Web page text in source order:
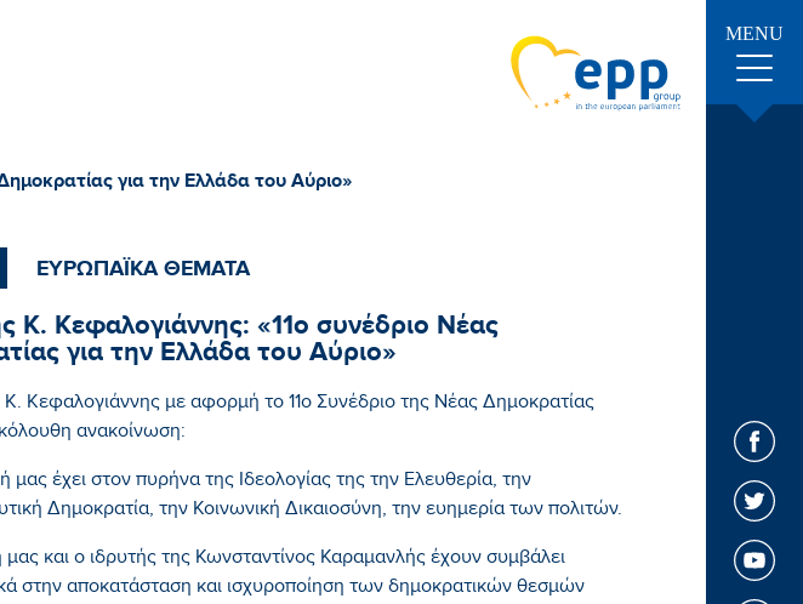
MENU
για την Ελλάδα του Αύριο»
ΕΥΡΩΠΑΪΚΑ ΘΕΜΑΤΑ
Κ. Κεφαλογιάννης: «11ο συνέδριο Νέας
για την Ελλάδα του Αύριο»
Κεφαλογιάννης με αφορμή το 11ο Συνέδριο της Νέας Δημοκρατίας
ανακοίνωση:
μας έχει στον πυρήνα της Ιδεολογίας της την Ελευθερία, την
Δημοκρατία, την Κοινωνική Δικαιοσύνη, την ευημερία των πολιτών.
και ο ιδρυτής της Κωνσταντίνος Καραμανλής έχουν συμβάλει
στην αποκατάσταση και ισχυροποίηση των δημοκρατικών θεσμών